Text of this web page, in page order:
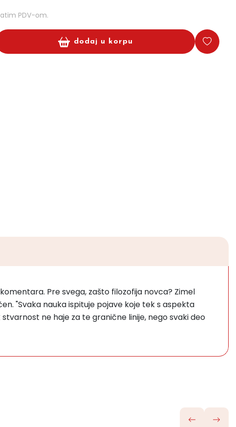
PDV-om.
dodaj u korpu
Pre svega, zašto filozofija novca? Zimel
"Svaka nauka ispituje pojave koje tek s aspekta
ne haje za te granične linije, nego svaki deo